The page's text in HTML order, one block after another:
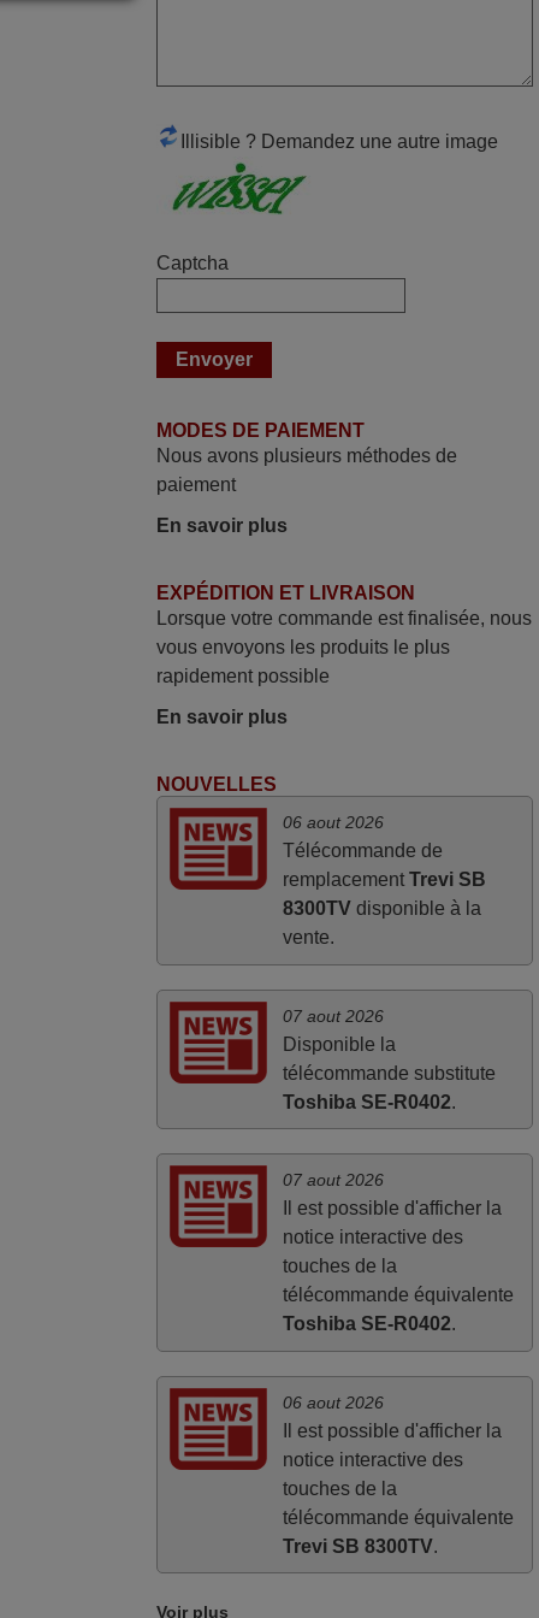
remplacement pour le vidéo projecteur
Wimius P20. Un avis provisoire avait été
néanmoins j'ai reçu la télécommande au
fonctionnalité de la télécommande, le
des différentes touches. De plus, elle est
directement utilisable moyennant
mars 2026
Tout bien.
Parfait.. je recommande..!
Joel,
FRANCE
Illisible ? Demandez une autre image
Captcha
MODES DE PAIEMENT
Nous avons plusieurs méthodes de
paiement
En savoir plus
EXPÉDITION ET LIVRAISON
Lorsque votre commande est finalisée, nous
vous envoyons les produits le plus
rapidement possible
En savoir plus
NOUVELLES
06 aout 2026
Télécommande de
remplacement Trevi SB
8300TVdisponible à la
vente.
07 aout 2026
Disponible la
télécommande substitute
Toshiba SE-R0402.
07 aout 2026
Il est possible d'afficher la
notice interactive des
touches de la
télécommande équivalente
Toshiba SE-R0402.
06 aout 2026
Il est possible d'afficher la
notice interactive des
touches de la
télécommande équivalente
Trevi SB 8300TV.
Voir plus